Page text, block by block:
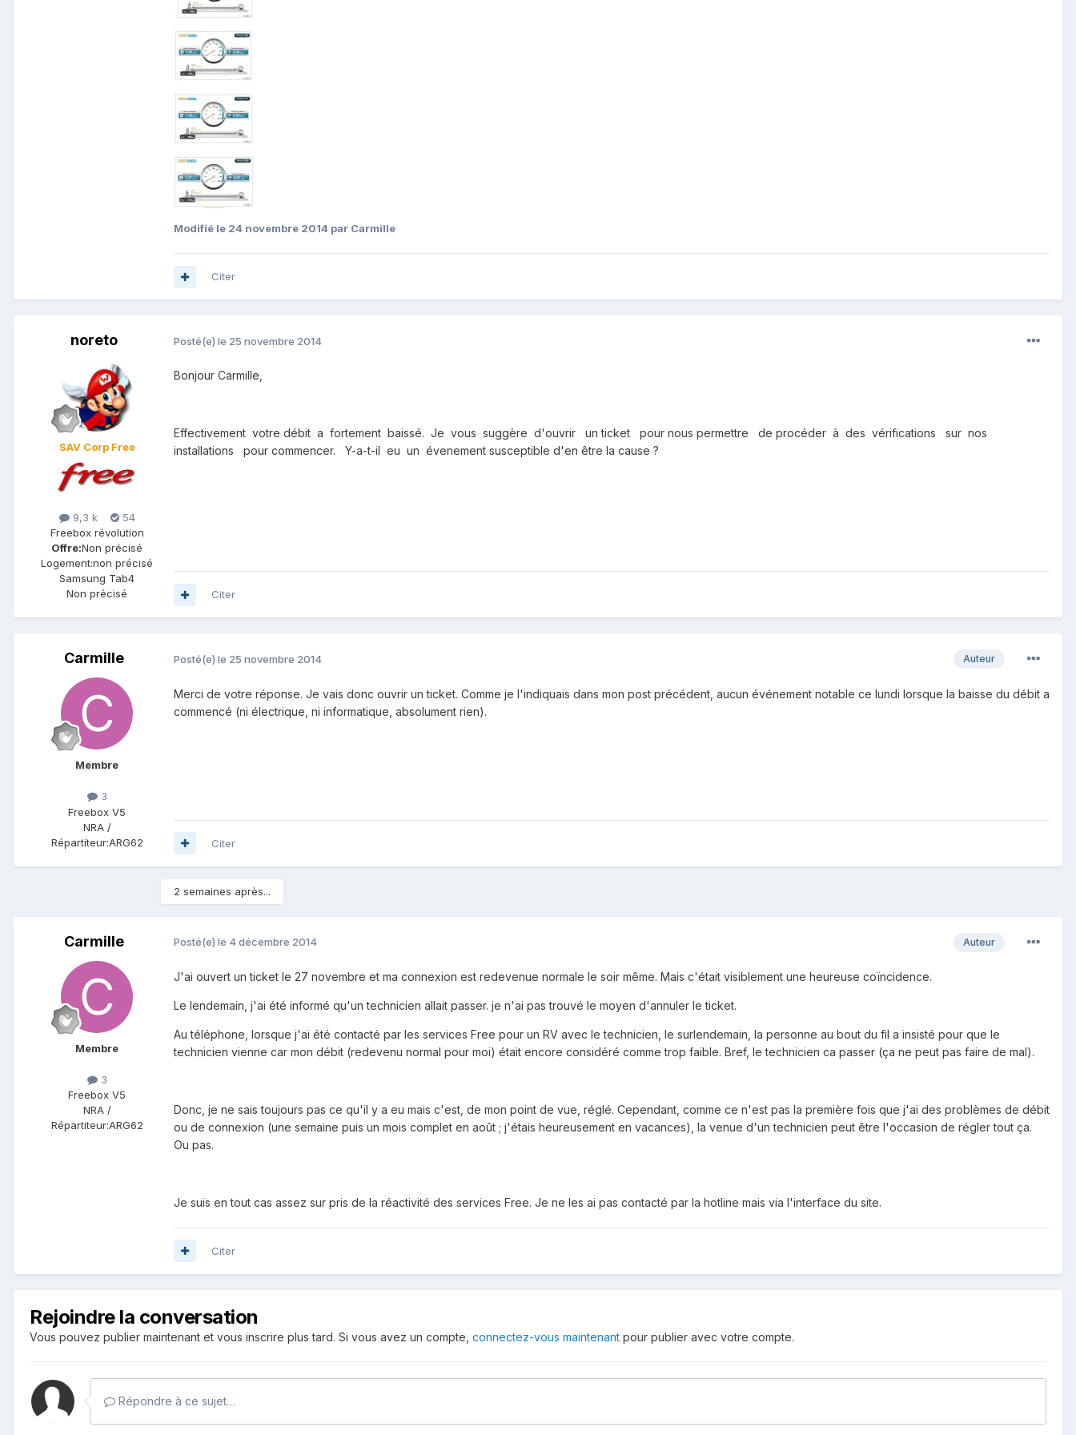
Modifié le 24 novembre 2014 par Carmille
Citer
noreto
SAV Corp Free
9,3 k
54
Freebox révolution
Offre:Non précisé
Logement:non précisé
Samsung Tab4
Non précisé
Posté(e) le 25 novembre 2014
Bonjour Carmille,
Effectivement votre débit a fortement baissé. Je vous suggère d'ouvrir un ticket pour nous permettre de procéder à des vérifications sur nos
installations pour commencer. Y-a-t-il eu un évenement susceptible d'en être la cause ?
Citer
Carmille
Membre
3
Freebox V5
NRA /
Répartiteur:ARG62
Auteur
Posté(e) le 25 novembre 2014
Merci de votre réponse. Je vais donc ouvrir un ticket. Comme je l'indiquais dans mon post précédent, aucun événement notable ce lundi lorsque la baisse du débit a
commencé (ni électrique, ni informatique, absolument rien).
Citer
2 semaines après...
Carmille
Membre
3
Freebox V5
NRA /
Répartiteur:ARG62
Auteur
Posté(e) le 4 décembre 2014
J'ai ouvert un ticket le 27 novembre et ma connexion est redevenue normale le soir même. Mais c'était visiblement une heureuse coïncidence.
Le lendemain, j'ai été informé qu'un technicien allait passer. je n'ai pas trouvé le moyen d'annuler le ticket.
Au téléphone, lorsque j'ai été contacté par les services Free pour un RV avec le technicien, le surlendemain, la personne au bout du fil a insisté pour que le
technicien vienne car mon débit (redevenu normal pour moi) était encore considéré comme trop faible. Bref, le technicien ca passer (ça ne peut pas faire de mal).
Donc, je ne sais toujours pas ce qu'il y a eu mais c'est, de mon point de vue, réglé. Cependant, comme ce n'est pas la première fois que j'ai des problèmes de débit
ou de connexion (une semaine puis un mois complet en août ; j'étais heureusement en vacances), la venue d'un technicien peut être l'occasion de régler tout ça.
Ou pas.
Je suis en tout cas assez sur pris de la réactivité des services Free. Je ne les ai pas contacté par la hotline mais via l'interface du site.
Citer
Rejoindre la conversation
Vous pouvez publier maintenant et vous inscrire plus tard. Si vous avez un compte, connectez-vous maintenant pour publier avec votre compte.
Répondre à ce sujet…